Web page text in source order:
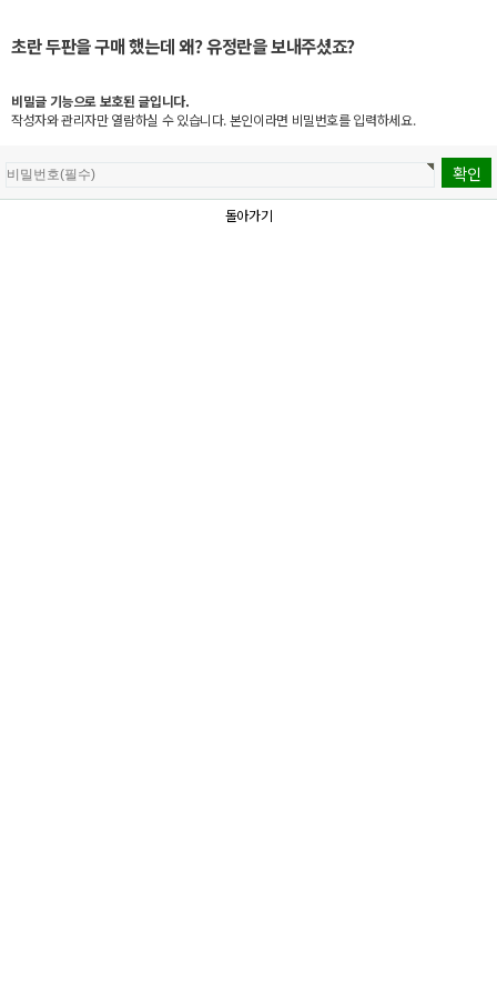
초란 두판을 구매 했는데 왜? 유정란을 보내주셨죠?
비밀글 기능으로 보호된 글입니다.
작성자와 관리자만 열람하실 수 있습니다. 본인이라면 비밀번호를 입력하세요.
돌아가기